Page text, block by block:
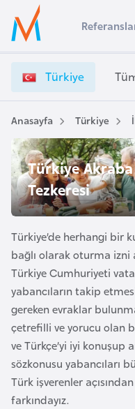
Ülke Seçimi
Başvuru yapmak istediğiniz
Üye
Girişi
ü
k
i
y
e
V
i
z
e
İ
ş
e
m
e
r
i
Türkiye
Anasayfa Türkiye
Türkiye
Tezkeresi
Türkiye’de herhangi bir
bağlı olarak oturma
Türkiye Cumhuriyeti
yabancıların takip
gereken evraklar
çetrefilli ve yorucu olan
ve Türkçe’yi iyi konuşup
sözkonusu yabancıları
Türk işverenler
farkındayız.
s
t
r
a
A
v
u
t
u
r
y
a
A
z
e